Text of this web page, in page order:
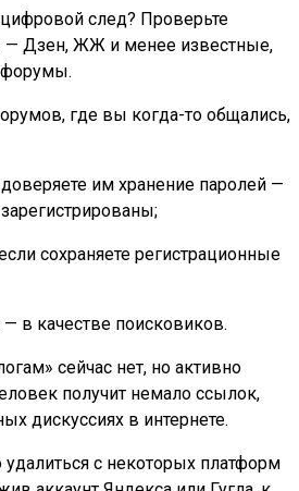
след? Проверьте
— Дзен, ЖЖ и менее известные,
где вы когда-то общались,
им хранение паролей —
сохраняете регистрационные
в качестве поисковиков.
сейчас нет, но активно
получит немало ссылок,
дискуссиях в интернете.
удалиться с некоторых платформ